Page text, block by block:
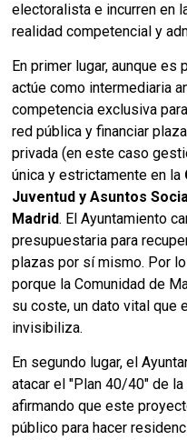
electoralista e incurren en
realidad competencial y
En primer lugar, aunque
actúe como intermediaria
competencia exclusiva
red pública y financiar
privada (en este caso
única y estrictamente en la
Juventud y Asuntos
Madrid. El Ayuntamiento
presupuestaria para
plazas por sí mismo. Por
porque la Comunidad de
su coste, un dato vital que
invisibiliza.
En segundo lugar, el
atacar el "Plan 40/40" de
afirmando que este
público para hacer